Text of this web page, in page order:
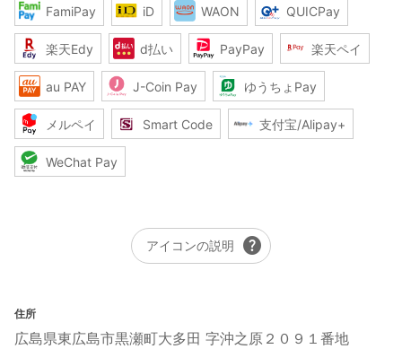
FamiPay iD WAON QUICPay
楽天Edy d払い PayPay 楽天ペイ
au PAY J-Coin Pay ゆうちょPay
メルペイ Smart Code 支付宝/Alipay+
WeChat Pay
アイコンの説明 help
住所
広島県東広島市黒瀬町大多田 字沖之原２０９１番地